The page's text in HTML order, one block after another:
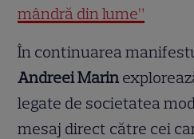
mândră din lume”
În continuarea
Andreei Marin
legate de societatea
mesaj direct către cei